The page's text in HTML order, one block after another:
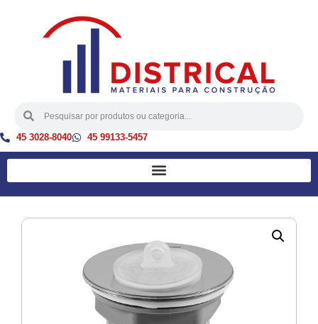
45 3028-8040 45 99133-5457